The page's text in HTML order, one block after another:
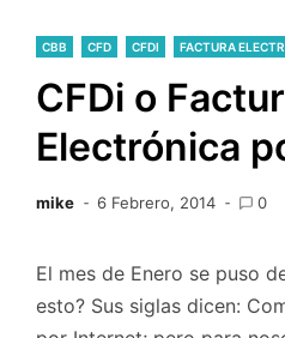
CBB CFD CFDI FACTURA
CFDi o
Electrónica
mike 6 Febrero, 2014 0
El mes de Enero se puso
esto? Sus siglas dicen: